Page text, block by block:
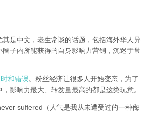
是中文，老生常谈的话题，包括海外华人异
子内所能获得的自身影响力营销，沉迷于常
和错误。粉丝经济让很多人开始变态，为了
影响力最大、转发量最高的都是这类玩意。
suffered（人气是我从未遭受过的一种侮